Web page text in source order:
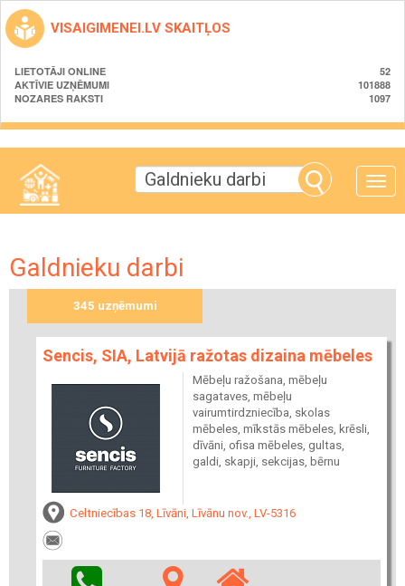
VISAIGIMENEI.LV SKAITĻOS
LIETOTĀJI ONLINE
52
AKTĪVIE UZŅĒMUMI
101888
NOZARES RAKSTI
1097
Toggle
Galdnieku darbi
345 uzņēmumi
Sencis, SIA, Latvijā ražotas dizaina mēbeles
Mēbeļu ražošana, mēbeļu
sagataves, mēbeļu
vairumtirdzniecība, skolas
mēbeles, mīkstās mēbeles, krēsli,
dīvāni, ofisa mēbeles, gultas,
galdi, skapji, sekcijas, bērnu
Celtniecības 18, Līvāni, Līvānu nov., LV-5316